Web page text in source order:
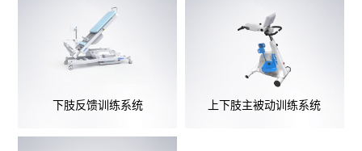
下肢反馈训练系统 上下肢主被动训练系统